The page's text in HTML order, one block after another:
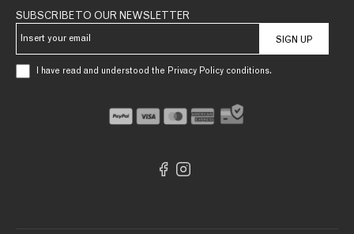
SUBSCRIBE TO OUR NEWSLETTER
SIGN UP
I have read and understood the Privacy Policy conditions.